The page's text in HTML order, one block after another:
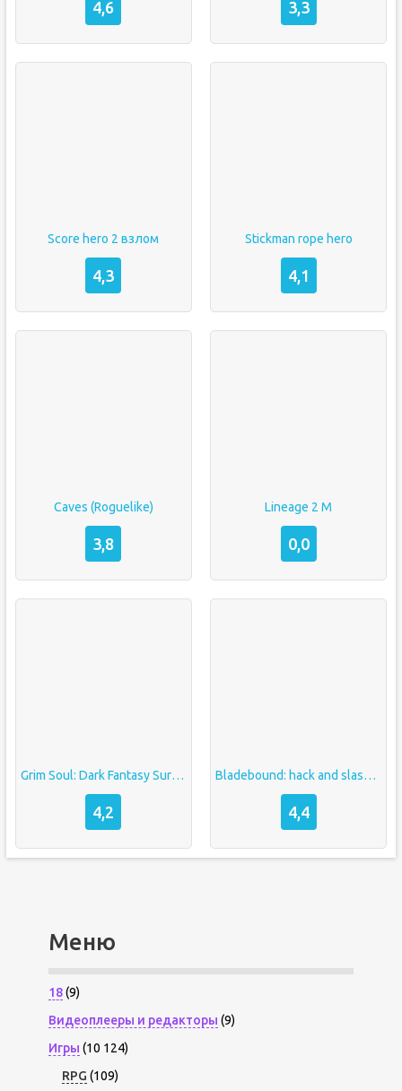
4,6 3,3
Score hero 2 взлом
4,3
Stickman rope hero
4,1
Caves (Roguelike)
3,8
Lineage 2 M
0,0
Grim Soul: Dark Fantasy Survival
4,2
Bladebound: hack and slash RPG
4,4
Меню
18(9)
Видеоплееры и редакторы (9)
Игры (10 124)
RPG (109)